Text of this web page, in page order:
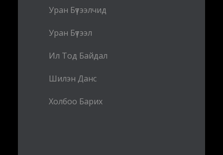
Уран Бүтээлчид
Уран Бүтээл
Ил Тод Байдал
Шилэн Данс
Холбоо Барих